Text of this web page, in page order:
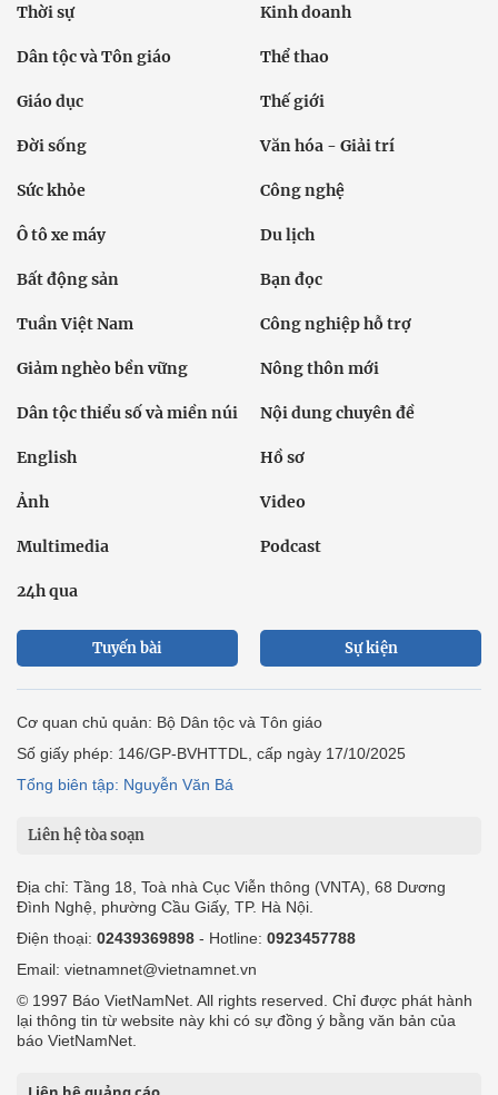
Thời sự Kinh doanh
Dân tộc và Tôn giáo Thể thao
Giáo dục Thế giới
Đời sống Văn hóa - Giải trí
Sức khỏe Công nghệ
Ô tô xe máy Du lịch
Bất động sản Bạn đọc
Tuần Việt Nam Công nghiệp hỗ trợ
Giảm nghèo bền vững Nông thôn mới
Dân tộc thiểu số và miền núi Nội dung chuyên đề
English Hồ sơ
Ảnh Video
Multimedia Podcast
24h qua
Tuyến bài Sự kiện
Cơ quan chủ quản: Bộ Dân tộc và Tôn giáo
Số giấy phép: 146/GP-BVHTTDL, cấp ngày 17/10/2025
Tổng biên tập: Nguyễn Văn Bá
Liên hệ tòa soạn
Địa chỉ: Tầng 18, Toà nhà Cục Viễn thông (VNTA), 68 Dương
Đình Nghệ, phường Cầu Giấy, TP. Hà Nội.
Điện thoại: 02439369898 - Hotline: 0923457788
Email: vietnamnet@vietnamnet.vn
© 1997 Báo VietNamNet. All rights reserved. Chỉ được phát hành
lại thông tin từ website này khi có sự đồng ý bằng văn bản của
báo VietNamNet.